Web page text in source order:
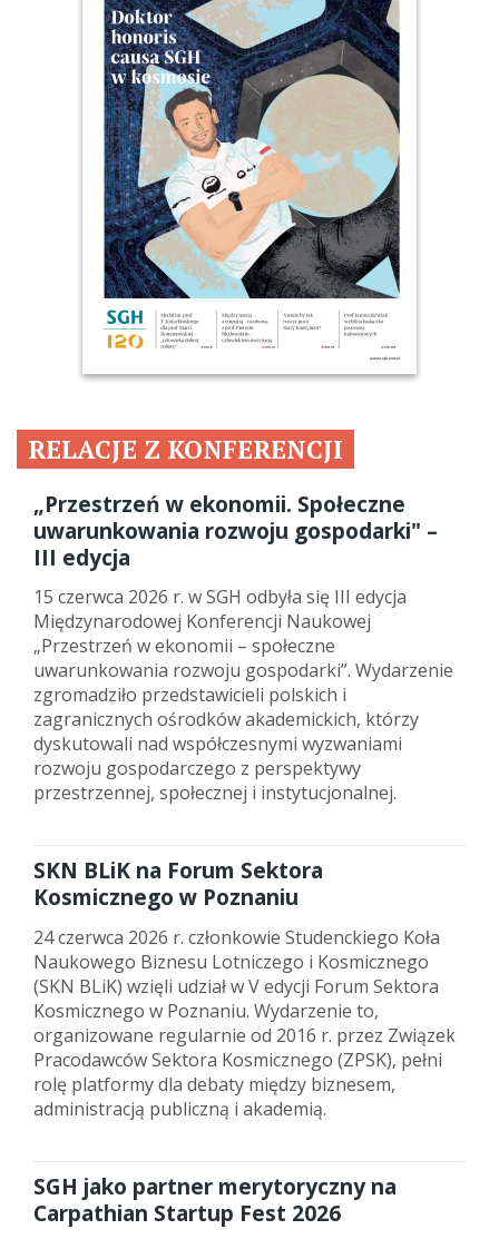
RELACJE Z KONFERENCJI
„Przestrzeń w ekonomii. Społeczne
uwarunkowania rozwoju gospodarki" –
III edycja
15 czerwca 2026 r. w SGH odbyła się III edycja
Międzynarodowej Konferencji Naukowej
„Przestrzeń w ekonomii – społeczne
uwarunkowania rozwoju gospodarki”. Wydarzenie
zgromadziło przedstawicieli polskich i
zagranicznych ośrodków akademickich, którzy
dyskutowali nad współczesnymi wyzwaniami
rozwoju gospodarczego z perspektywy
przestrzennej, społecznej i instytucjonalnej.
SKN BLiK na Forum Sektora
Kosmicznego w Poznaniu
24 czerwca 2026 r. członkowie Studenckiego Koła
Naukowego Biznesu Lotniczego i Kosmicznego
(SKN BLiK) wzięli udział w V edycji Forum Sektora
Kosmicznego w Poznaniu. Wydarzenie to,
organizowane regularnie od 2016 r. przez Związek
Pracodawców Sektora Kosmicznego (ZPSK), pełni
rolę platformy dla debaty między biznesem,
administracją publiczną i akademią.
SGH jako partner merytoryczny na
Carpathian Startup Fest 2026